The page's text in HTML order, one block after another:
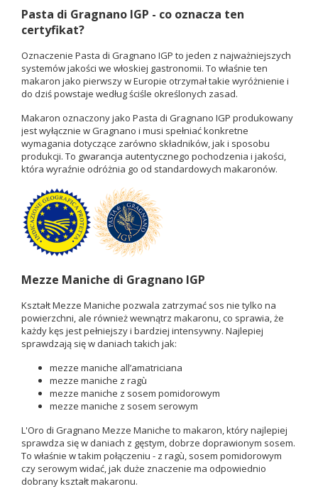
Pasta di Gragnano IGP - co oznacza ten
certyfikat?
Oznaczenie Pasta di Gragnano IGP to jeden z najważniejszych
systemów jakości we włoskiej gastronomii. To właśnie ten
makaron jako pierwszy w Europie otrzymał takie wyróżnienie i
do dziś powstaje według ściśle określonych zasad.
Makaron oznaczony jako Pasta di Gragnano IGP produkowany
jest wyłącznie w Gragnano i musi spełniać konkretne
wymagania dotyczące zarówno składników, jak i sposobu
produkcji. To gwarancja autentycznego pochodzenia i jakości,
która wyraźnie odróżnia go od standardowych makaronów.
Mezze Maniche di Gragnano IGP
Kształt Mezze Maniche pozwala zatrzymać sos nie tylko na
powierzchni, ale również wewnątrz makaronu, co sprawia, że
każdy kęs jest pełniejszy i bardziej intensywny. Najlepiej
sprawdzają się w daniach takich jak:
mezze maniche all’amatriciana
mezze maniche z ragù
mezze maniche z sosem pomidorowym
mezze maniche z sosem serowym
L'Oro di Gragnano Mezze Maniche to makaron, który najlepiej
sprawdza się w daniach z gęstym, dobrze doprawionym sosem.
To właśnie w takim połączeniu - z ragù, sosem pomidorowym
czy serowym widać, jak duże znaczenie ma odpowiednio
dobrany kształt makaronu.